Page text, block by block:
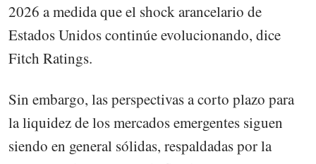
2026 a medida que el shock arancelario de
Estados Unidos continúe evolucionando, dice
Fitch Ratings.
Sin embargo, las perspectivas a corto plazo para
la liquidez de los mercados emergentes siguen
siendo en general sólidas, respaldadas por la